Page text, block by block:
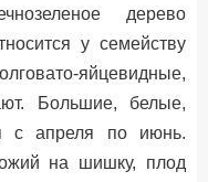
дерево
у семейству
яйцевидные,
Большие, белые,
с апреля по июнь.
на шишку, плод